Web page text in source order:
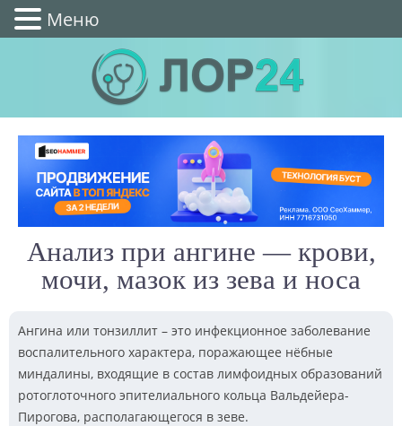
Анализ при ангине — крови,
мочи, мазок из зева и носа
Ангина или тонзиллит – это инфекционное заболевание
воспалительного характера, поражающее нёбные
миндалины, входящие в состав лимфоидных образований
ротоглоточного эпителиального кольца Вальдейера-
Пирогова, располагающегося в зеве.
Меню